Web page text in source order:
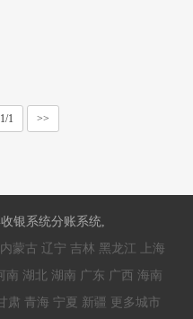
1/1 >>
银系统分账系统,
内蒙古 辽宁 吉林 黑龙江
上海
南 湖北 湖南 广东 广西 海南
甘肃 青海 宁夏 新疆 更多城市